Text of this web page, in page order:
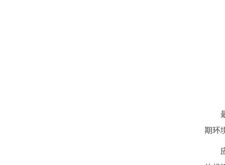
期环